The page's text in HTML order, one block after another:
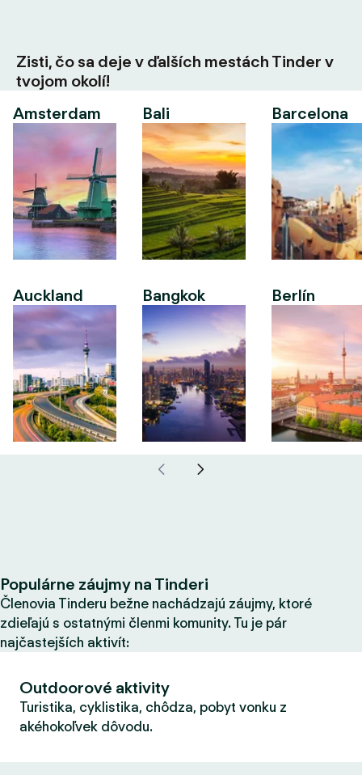
Zisti, čo sa deje v ďalších mestách Tinder v
tvojom okolí!
Amsterdam
Auckland
Bali
Bangkok
Barcelona
Berlín
Populárne záujmy na Tinderi
Členovia Tinderu bežne nachádzajú záujmy, ktoré
zdieľajú s ostatnými členmi komunity. Tu je pár
najčastejších aktivít:
Outdoorové aktivity
Turistika, cyklistika, chôdza, pobyt vonku z
akéhokoľvek dôvodu.